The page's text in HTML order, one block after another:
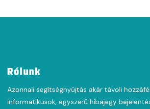
Rólunk
Azonnali segítségnyújtás akár távoli
informatikusok, egyszerű hibajegy